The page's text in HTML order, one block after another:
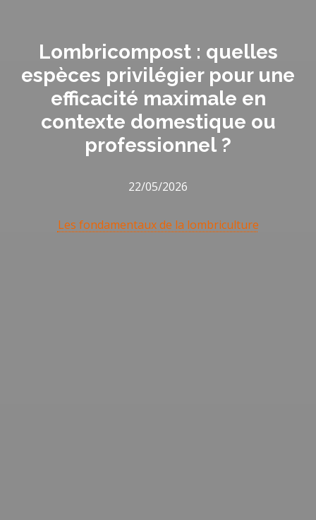
Lombricompost : quelles
espèces privilégier pour une
efficacité maximale en
contexte domestique ou
professionnel ?
22/05/2026
Les fondamentaux de la lombriculture